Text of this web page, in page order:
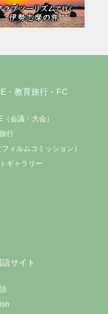
・教育旅行・FC
（会議・大会）
行
フィルムコミッション）
ギャラリー
サイト